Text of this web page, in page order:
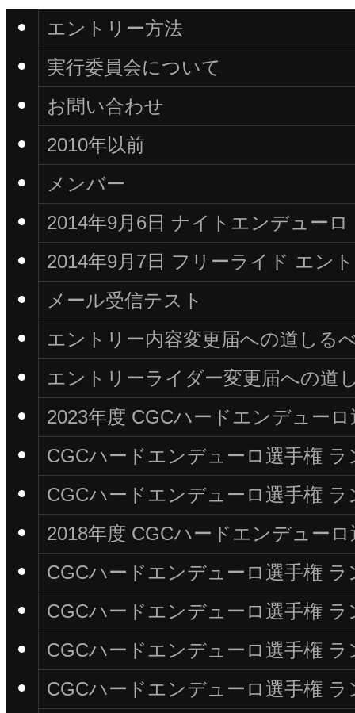
エントリー方法
実行委員会について
お問い合わせ
2010年以前
メンバー
2014年9月6日 ナイトエンデュー
2014年9月7日 フリーライド エン
メール受信テスト
エントリー内容変更届への道しる
エントリーライダー変更届への道
2023年度 CGCハードエンデュー
CGCハードエンデューロ選手権 ラ
CGCハードエンデューロ選手権 ラ
2018年度 CGCハードエンデュー
CGCハードエンデューロ選手権 ラ
CGCハードエンデューロ選手権 ラ
CGCハードエンデューロ選手権 ラ
CGCハードエンデューロ選手権 ラ